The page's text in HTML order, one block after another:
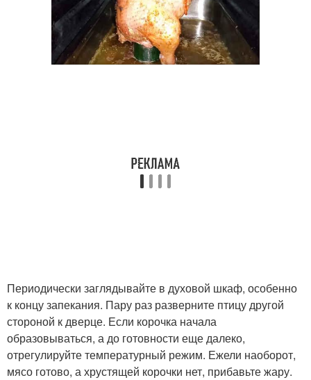
Периодически заглядывайте в духовой шкаф, особенно
к концу запекания. Пару раз разверните птицу другой
стороной к дверце. Если корочка начала
образовываться, а до готовности еще далеко,
отрегулируйте температурный режим. Ежели наоборот,
мясо готово, а хрустящей корочки нет, прибавьте жару.